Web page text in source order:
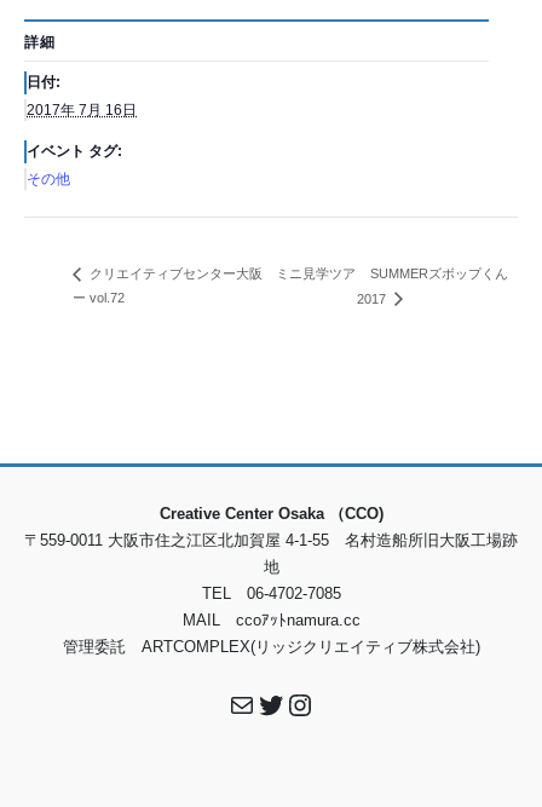
詳細
日付:
2017年 7月 16日
イベント タグ:
その他
クリエイティブセンター大阪 ミニ見学ツア
ー vol.72
SUMMERズボップくん
2017
Creative Center Osaka （CCO)
〒559-0011 大阪市住之江区北加賀屋 4-1-55 名村造船所旧大阪工場跡
地
TEL 06-4702-7085
MAIL ccoｱｯﾄnamura.cc
管理委託 ARTCOMPLEX(リッジクリエイティブ株式会社)
メール Twitter
Instagram